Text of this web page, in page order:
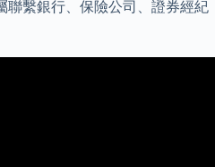
聯繫銀行、保險公司、證券經紀